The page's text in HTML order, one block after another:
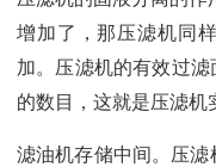
增加了，那压滤机同
加。压滤机的有效过
的数目，这就是压滤机
滤油机存储中间。压